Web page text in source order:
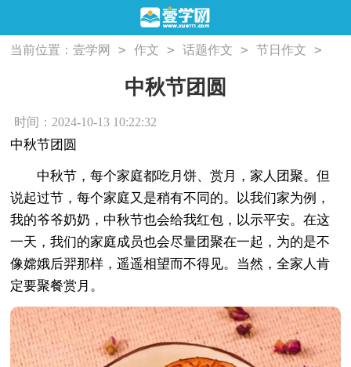
当前位置：壹学网 > 作文 > 话题作文 > 节日作文 >
中秋节团圆
时间：2024-10-13 10:22:32
中秋节团圆
中秋节，每个家庭都吃月饼、赏月，家人团聚。但
说起过节，每个家庭又是稍有不同的。以我们家为例，
我的爷爷奶奶，中秋节也会给我红包，以示平安。在这
一天，我们的家庭成员也会尽量团聚在一起，为的是不
像嫦娥后羿那样，遥遥相望而不得见。当然，全家人肯
定要聚餐赏月。